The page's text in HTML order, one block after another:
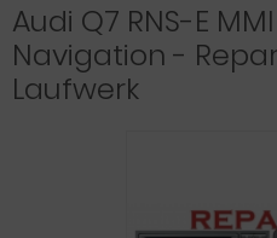
Audi Q7 RNS-E MMI
Navigation -
Laufwerk